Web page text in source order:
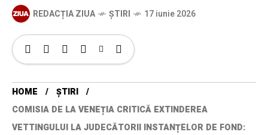
REDACȚIA ZIUA ȘTIRI 17 iunie 2026
HOME
ȘTIRI
COMISIA DE LA VENEȚIA CRITICĂ EXTINDEREA
VETTINGULUI LA JUDECĂTORII INSTANȚELOR DE FOND: